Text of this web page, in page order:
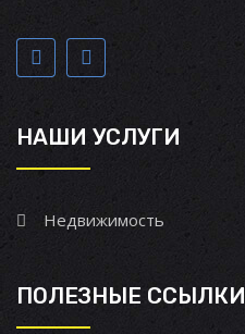
НАШИ УСЛУГИ
Недвижимость
ПОЛЕЗНЫЕ ССЫЛКИ